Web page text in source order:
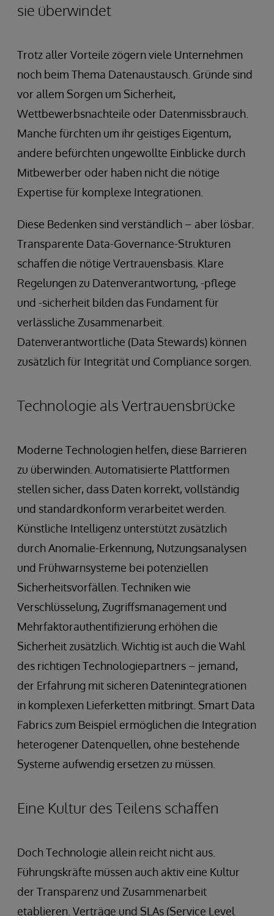
sie überwindet
Trotz aller Vorteile zögern viele Unternehmen
noch beim Thema Datenaustausch. Gründe sind
vor allem Sorgen um Sicherheit,
Wettbewerbsnachteile oder Datenmissbrauch.
Manche fürchten um ihr geistiges Eigentum,
andere befürchten ungewollte Einblicke durch
Mitbewerber oder haben nicht die nötige
Expertise für komplexe Integrationen.
Diese Bedenken sind verständlich – aber lösbar.
Transparente Data-Governance-Strukturen
schaffen die nötige Vertrauensbasis. Klare
Regelungen zu Datenverantwortung, -pflege
und -sicherheit bilden das Fundament für
verlässliche Zusammenarbeit.
Datenverantwortliche (Data Stewards) können
zusätzlich für Integrität und Compliance sorgen.
Technologie als Vertrauensbrücke
Moderne Technologien helfen, diese Barrieren
zu überwinden. Automatisierte Plattformen
stellen sicher, dass Daten korrekt, vollständig
und standardkonform verarbeitet werden.
Künstliche Intelligenz unterstützt zusätzlich
durch Anomalie-Erkennung, Nutzungsanalysen
und Frühwarnsysteme bei potenziellen
Sicherheitsvorfällen. Techniken wie
Verschlüsselung, Zugriffsmanagement und
Mehrfaktorauthentifizierung erhöhen die
Sicherheit zusätzlich. Wichtig ist auch die Wahl
des richtigen Technologiepartners – jemand,
der Erfahrung mit sicheren Datenintegrationen
in komplexen Lieferketten mitbringt. Smart Data
Fabrics zum Beispiel ermöglichen die Integration
heterogener Datenquellen, ohne bestehende
Systeme aufwendig ersetzen zu müssen.
Eine Kultur des Teilens schaffen
Doch Technologie allein reicht nicht aus.
Führungskräfte müssen auch aktiv eine Kultur
der Transparenz und Zusammenarbeit
etablieren. Verträge und SLAs (Service Level